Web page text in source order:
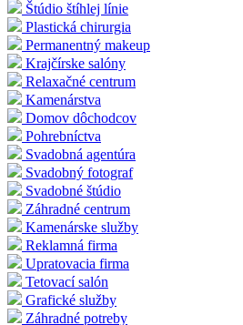
Štúdio štíhlej línie
Plastická chirurgia
Permanentný makeup
Krajčírske salóny
Relaxačné centrum
Kamenárstva
Domov dôchodcov
Pohrebníctva
Svadobná agentúra
Svadobný fotograf
Svadobné štúdio
Záhradné centrum
Kamenárske služby
Reklamná firma
Upratovacia firma
Tetovací salón
Grafické služby
Záhradné potreby